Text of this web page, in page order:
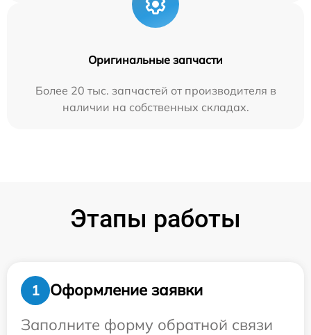
Оригинальные запчасти
Более 20 тыс. запчастей от производителя в
наличии на собственных складах.
Этапы работы
1
Оформление заявки
Заполните форму обратной связи